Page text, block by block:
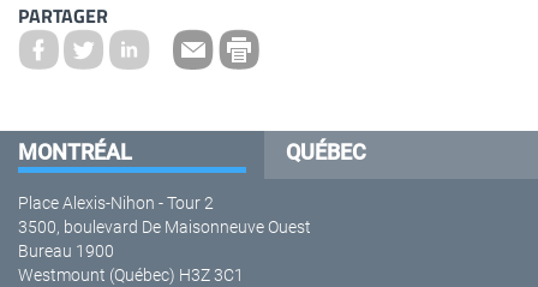
PARTAGER
MONTRÉAL QUÉBEC
Place Alexis-Nihon - Tour 2
3500, boulevard De Maisonneuve Ouest
Bureau 1900
Westmount (Québec) H3Z 3C1